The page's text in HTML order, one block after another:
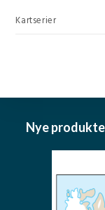
Kartserier
Nye